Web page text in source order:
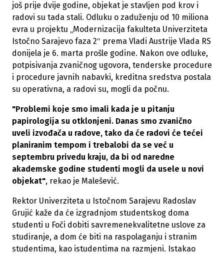
još prije dvije godine, objekat je stavljen pod krov i
radovi su tada stali. Odluku o zaduženju od 10 miliona
evra u projektu „Modernizacija fakulteta Univerziteta
Istočno Sarajevo faza 2″ prema Vladi Austrije Vlada RS
donijela je 6. marta prošle godine. Nakon ove odluke,
potpisivanja zvaničnog ugovora, tenderske procedure
i procedure javnih nabavki, kreditna sredstva postala
su operativna, a radovi su, mogli da počnu.
"Problemi koje smo imali kada je u pitanju
papirologija su otklonjeni. Danas smo zvanično
uveli izvođača u radove, tako da će radovi će tećei
planiranim tempom i trebalobi da se već u
septembru privedu kraju, da bi od naredne
akademske godine studenti mogli da usele u novi
objekat", rekao je Malešević.
Rektor Univerziteta u Istočnom Sarajevu Radoslav
Grujić kaže da će izgradnjom studentskog doma
studenti u Foči dobiti savremenekvalitetne uslove za
studiranje, a dom će biti na raspolaganju i stranim
studentima, kao istudentima na razmjeni. Istakao